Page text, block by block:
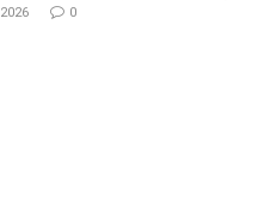
2026
0